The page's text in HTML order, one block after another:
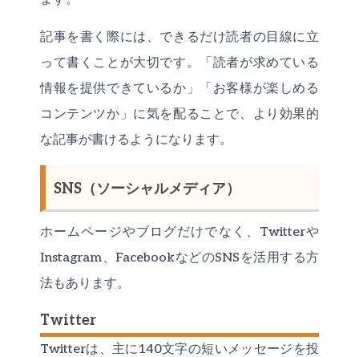
記事を書く際には、できるだけ読者の目線に立
って書くことが大切です。「読者が求めている
情報を提供できているか」「お客様が楽しめる
コンテンツか」に気を配ることで、より効果的
な記事が書けるようになります。
SNS（ソーシャルメディア）
ホームページやブログだけでなく、Twitterや
Instagram、FacebookなどのSNSを活用する方
法もあります。
Twitter
Twitterは、主に140文字の短いメッセージを投